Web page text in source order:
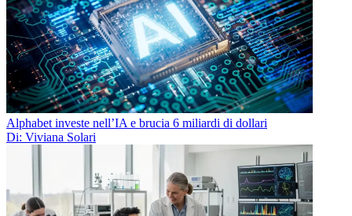
Alphabet investe nell’IA e brucia 6 miliardi di dollari
Di: Viviana Solari